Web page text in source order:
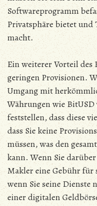
Softwareprogramm
Privatsphäre bietet und
macht.
Ein weiterer Vorteil des
geringen Provisionen.
Umgang mit
Währungen wie
feststellen, dass diese
dass Sie keine
müssen, was den
kann. Wenn Sie
Makler eine Gebühr für
wenn Sie seine
einer digitalen